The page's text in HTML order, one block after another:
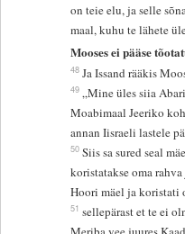
on teie elu, ja selle
maal, kuhu te lähete
Mooses ei pääse
48 Ja Issand rääkis
49 „Mine üles siia
Moabimaal Jeeriko
annan Iisraeli lastele
50 Siis sa sured seal
koristatakse oma
Hoori mäel ja koristati
51 sellepärast et te ei